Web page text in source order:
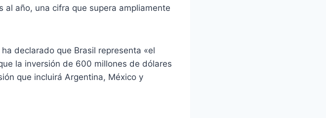
año, una cifra que supera ampliamente
declarado que Brasil representa «el
la inversión de 600 millones de dólares
que incluirá Argentina, México y